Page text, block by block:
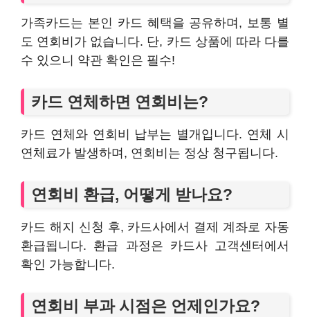
가족카드는 본인 카드 혜택을 공유하며, 보통 별
도 연회비가 없습니다. 단, 카드 상품에 따라 다를
수 있으니 약관 확인은 필수!
카드 연체하면 연회비는?
카드 연체와 연회비 납부는 별개입니다. 연체 시
연체료가 발생하며, 연회비는 정상 청구됩니다.
연회비 환급, 어떻게 받나요?
카드 해지 신청 후, 카드사에서 결제 계좌로 자동
환급됩니다. 환급 과정은 카드사 고객센터에서
확인 가능합니다.
연회비 부과 시점은 언제인가요?